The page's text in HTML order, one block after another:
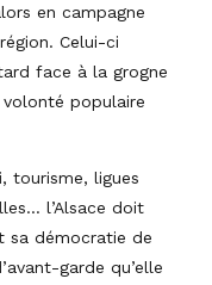
en campagne
Celui-ci
face à la grogne
populaire
tourisme, ligues
l’Alsace doit
sa démocratie de
garde qu’elle